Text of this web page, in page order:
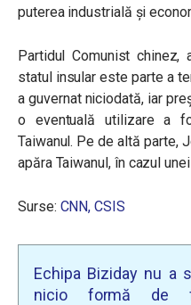
puterea industrială și
Partidul Comunist chinez,
statul insular este parte a
a guvernat niciodată, iar
o eventuală utilizare a
Taiwanul. Pe de altă parte,
apăra Taiwanul, în cazul
Surse: CNN, CSIS
Echipa Biziday nu a
nicio formă de